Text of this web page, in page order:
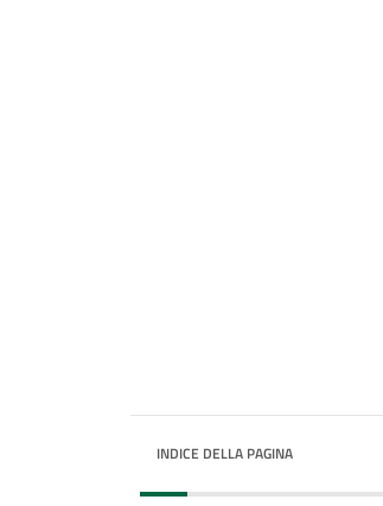
INDICE DELLA PAGINA